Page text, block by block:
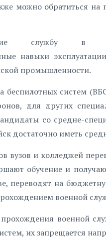
можно обратиться
службу в
навыки
промышленности.
систем
для других
со средне-
достаточно иметь
вузов и колледжей
обучение и
переводят на
военной
военной
их запрещается